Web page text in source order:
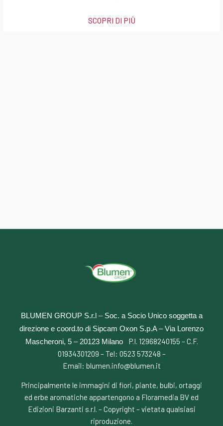
SCOPRI DI PIÙ
BLUMEN GROUP S.r.l – Soc. a Socio Unico soggetta a
direzione e coord.to di Sipcam Oxon S.p.A –Via Lorenzo
Mascheroni, 5 – 20123 Milano P.I. 12968240155 – C.F.
01934301209 – Tel: 0523 573248 –
Email: blumen.info@blumen.it
Principalmente le immagini di fiori, piante, bulbi, ortaggi
ed erbe aromatiche appartengono a Floramedia BV ed
Edizioni Barzanti s.r.l. – Copyright – vietata qualsiasi
riproduzione.